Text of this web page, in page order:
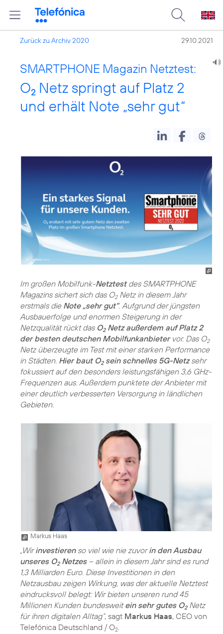
Zurück zu Archiv 2020 29.10.2021
SMARTPHONE Magazin Netztest:
O2 Netz springt auf Platz 2
und erhält Note „sehr gut“
Im großen Mobilfunk-Netztestdes SMARTPHONE
Magazins sichert sich das O2Netz in diesem Jahr
erstmals die Note „sehr gut“. Aufgrund der jüngsten
Ausbauerfolge und enormen Steigerung in der
Netzqualität rückt das O2Netz außerdem auf Platz 2
der besten deutschen Mobilfunkanbietervor. Das O2
Netz überzeugte im Test mit einer starken Performance
in Städten. Hier baut O2sein schnelles 5G-Netzsehr
fokussiert auf den besonders leistungsfähigen 3,6 GHz-
Frequenzen aus. Außerdem punktete der Anbieter mit
einer deutlich verbesserten Versorgung in ländlichen
Gebieten.
Markus Haas
„Wirinvestierenso viel wie nie zuvorin den Ausbau
unseres O2Netzes– allein in diesem Jahr sind es rund
1,3 Milliarden Euro. Diese Investitionen in den
Netzausbau zeigen Wirkung, was der aktuelle Netztest
eindrucksvoll belegt: Wir bieten unseren rund 45
Millionen Kunden bundesweitein sehr gutes O2Netz
für ihren digitalen Alltag“, sagt Markus Haas, CEO von
Telefónica Deutschland / O2.